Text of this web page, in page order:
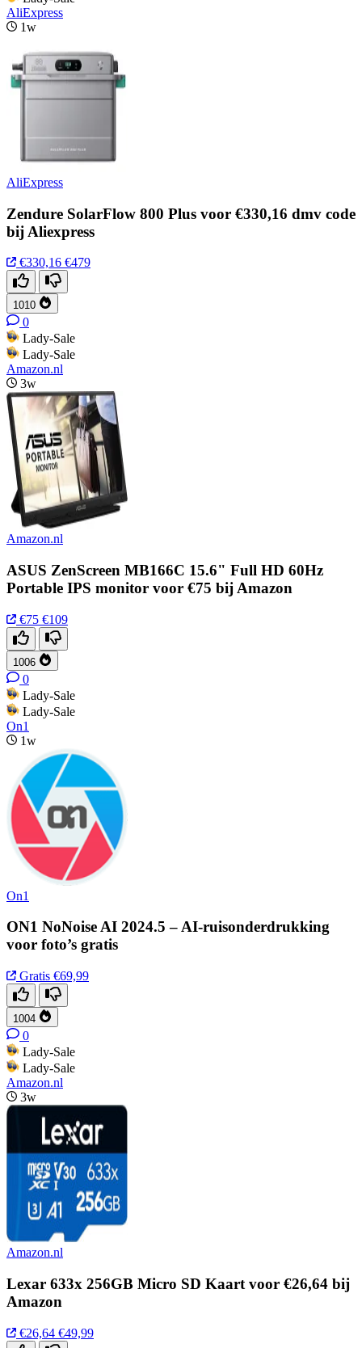
AliExpress
1w
AliExpress
Zendure SolarFlow 800 Plus voor €330,16 dmv code
bij Aliexpress
€330,16 €479
1010
0
Lady-Sale
Lady-Sale
Amazon.nl
3w
Amazon.nl
ASUS ZenScreen MB166C 15.6" Full HD 60Hz
Portable IPS monitor voor €75 bij Amazon
€75 €109
1006
0
Lady-Sale
Lady-Sale
On1
1w
On1
ON1 NoNoise AI 2024.5 – AI-ruisonderdrukking
voor foto’s gratis
Gratis €69,99
1004
0
Lady-Sale
Lady-Sale
Amazon.nl
3w
Amazon.nl
Lexar 633x 256GB Micro SD Kaart voor €26,64 bij
Amazon
€26,64 €49,99